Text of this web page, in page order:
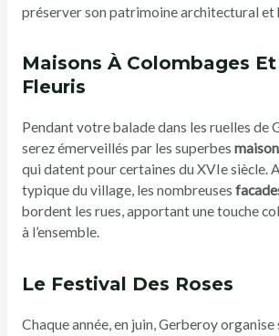
préserver son patrimoine architectural et
Maisons À Colombages
Fleuris
Pendant votre balade dans les ruelles de
serez émerveillés par les superbes
qui datent pour certaines du XVIe siècle.
typique du village, les nombreuses
bordent les rues, apportant une touche
à l’ensemble.
Le Festival Des Roses
Chaque année, en juin, Gerberoy organise